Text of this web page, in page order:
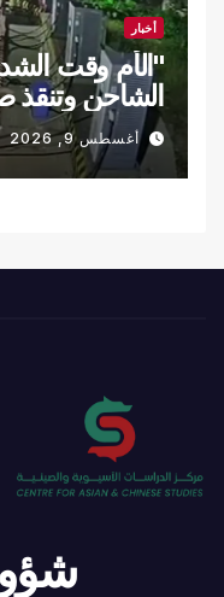
أخبار
"الأم وقت
الشاحن
لقطة مذهلة…
أغسطس 9, 2026